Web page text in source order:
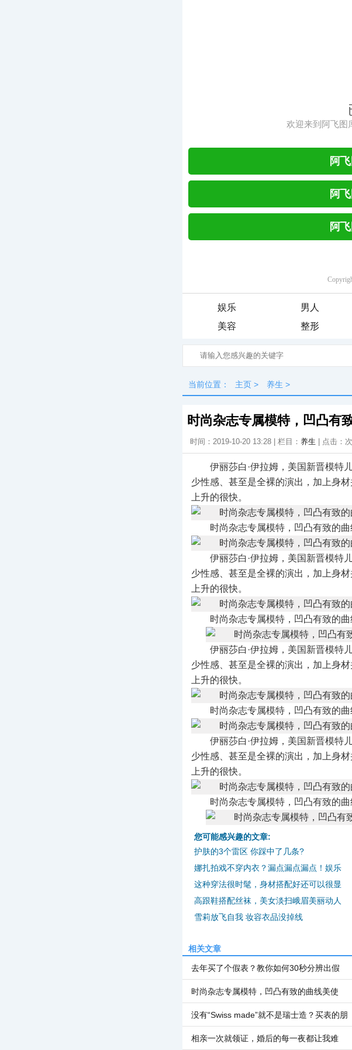
娱乐 男人
美容
整形
当前位置： 主页 > 养生 >
时尚杂志专属模特，凹凸有
时间：2019-10-20 13:28 | 栏目： 养生 | 点击： 次
伊丽莎白·伊拉姆，美国新晋模特
少性感、甚至是全裸的演出，加上身
上升的很快。
时尚杂志专属模特，凹凸有致的
伊丽莎白·伊拉姆，美国新晋模特
少性感、甚至是全裸的演出，加上身
上升的很快。
时尚杂志专属模特，凹凸有致的
伊丽莎白·伊拉姆，美国新晋模特
少性感、甚至是全裸的演出，加上身
上升的很快。
时尚杂志专属模特，凹凸有致的
伊丽莎白·伊拉姆，美国新晋模特
少性感、甚至是全裸的演出，加上身
上升的很快。
时尚杂志专属模特，凹凸有致的
您可能感兴趣的文章:
护肤的3个雷区 你踩中了几条?
娜扎拍戏不穿内衣？漏点漏点漏点！娱乐
这种穿法很时髦，身材搭配好还可以很显
高跟鞋搭配丝袜，美女淡扫峨眉美丽动人
雪莉放飞自我 妆容衣品没掉线
相关文章
去年买了个假表？教你如何30秒分辨出假
时尚杂志专属模特，凹凸有致的曲线美使
没有“Swiss made”就不是瑞士造？买表的朋
相亲一次就领证，婚后的每一夜都让我难